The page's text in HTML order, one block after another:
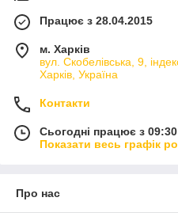
Працює з 28.04.2015
м. Харків
вул. Скобелівська, 9,
Харків, Україна
Контакти
Сьогодні працює з
Показати весь графік
Про нас